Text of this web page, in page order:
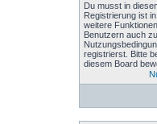
Du musst in
Registrierung ist
weitere
Benutzern auch
registrierst. Bitte
diesem Board